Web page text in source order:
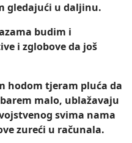
gledajući u daljinu.
budim i
i zglobove da još
hodom tjeram pluća da
malo, ublažavaju
svima nama
zureći u računala.